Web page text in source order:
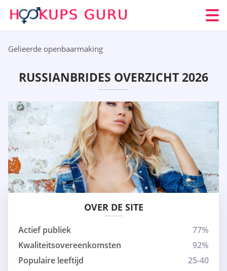
Gelieerde openbaarmaking
RUSSIANBRIDES OVERZICHT 2026
OVER DE SITE
Actief publiek
77%
Kwaliteitsovereenkomsten
92%
Populaire leeftijd
25-40